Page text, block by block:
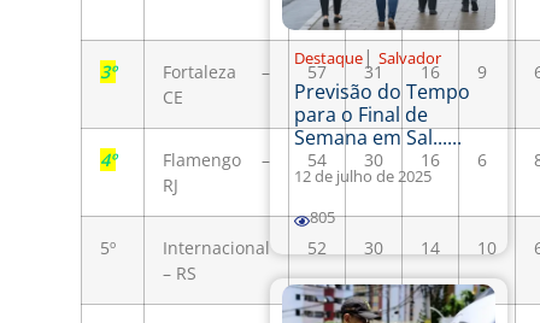
3º
Fortaleza –
CE
57 31 16 9
4º
Flamengo –
RJ
54 30 16 6
5º
Internacional
– RS
52 30 14 10
Destaque | Salvador
Previsão do Tempo
para o Final de
Semana em Sal......
12 de julho de 2025
805